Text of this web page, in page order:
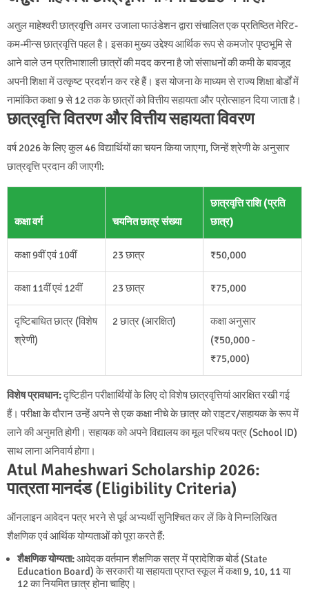
अतुल माहेश्वरी छात्रवृत्ति अमर उजाला फाउंडेशन द्वारा संचालित एक प्रतिष्ठित मेरिट-
कम-मीन्स छात्रवृत्ति पहल है। इसका मुख्य उद्देश्य आर्थिक रूप से कमजोर पृष्ठभूमि से
आने वाले उन प्रतिभाशाली छात्रों की मदद करना है जो संसाधनों की कमी के बावजूद
अपनी शिक्षा में उत्कृष्ट प्रदर्शन कर रहे हैं। इस योजना के माध्यम से राज्य शिक्षा बोर्डों में
नामांकित कक्षा 9 से 12 तक के छात्रों को वित्तीय सहायता और प्रोत्साहन दिया जाता है।
छात्रवृत्ति वितरण और वित्तीय सहायता विवरण
वर्ष 2026 के लिए कुल 46 विद्यार्थियों का चयन किया जाएगा, जिन्हें श्रेणी के अनुसार
छात्रवृत्ति प्रदान की जाएगी:
कक्षा वर्ग चयनित छात्र संख्या
छात्रवृत्ति राशि (प्रति
छात्र)
कक्षा 9वीं एवं 10वीं 23 छात्र ₹50,000
कक्षा 11वीं एवं 12वीं 23 छात्र ₹75,000
दृष्टिबाधित छात्र (विशेष
श्रेणी)
2 छात्र (आरक्षित)
कक्षा अनुसार
(₹50,000 -
₹75,000)
विशेष प्रावधान:दृष्टिहीन परीक्षार्थियों के लिए दो विशेष छात्रवृत्तियां आरक्षित रखी गई
हैं। परीक्षा के दौरान उन्हें अपने से एक कक्षा नीचे के छात्र को राइटर/सहायक के रूप में
लाने की अनुमति होगी। सहायक को अपने विद्यालय का मूल परिचय पत्र (School ID)
साथ लाना अनिवार्य होगा।
Atul Maheshwari Scholarship 2026:
पात्रता मानदंड (Eligibility Criteria)
ऑनलाइन आवेदन पत्र भरने से पूर्व अभ्यर्थी सुनिश्चित कर लें कि वे निम्नलिखित
शैक्षणिक एवं आर्थिक योग्यताओं को पूरा करते हैं:
शैक्षणिक योग्यता:आवेदक वर्तमान शैक्षणिक सत्र में प्रादेशिक बोर्ड (State
Education Board) के सरकारी या सहायता प्राप्त स्कूल में कक्षा 9, 10, 11 या
12 का नियमित छात्र होना चाहिए।